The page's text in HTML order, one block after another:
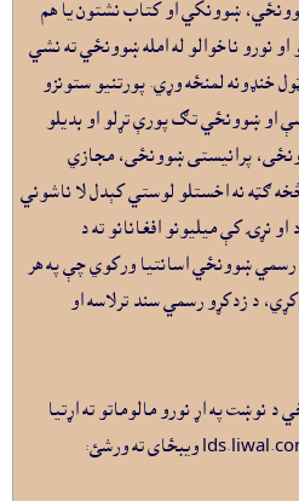
د افغانانو تر٧٠٪ د ښوونځي، ښوونکي او کتاب نشتون يا هم
او نورو ناخوالو له امله ښوونځي ته نشي
خنډونه لمنځه وړي. پورتنيو ستونزو
او ښوونځي تګ پورې تړلو او بديلو
پرانيستى ښوونځى، مجازي
ګټه نه اخستلو لوستي کېدل لا ناشوني
نړۍ کې ميليونو افغانانو ته د
رسمي ښوونځي اسانتيا ورکوي چې په هر
د زدکړو رسمي سند ترلاسه او
نوښت په اړ نورو مالوماتو ته اړتيا